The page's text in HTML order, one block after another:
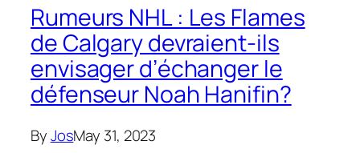
Rumeurs NHL : Les Flames
de Calgary devraient-ils
envisager d’échanger le
défenseur Noah Hanifin?
ByJosMay 31, 2023